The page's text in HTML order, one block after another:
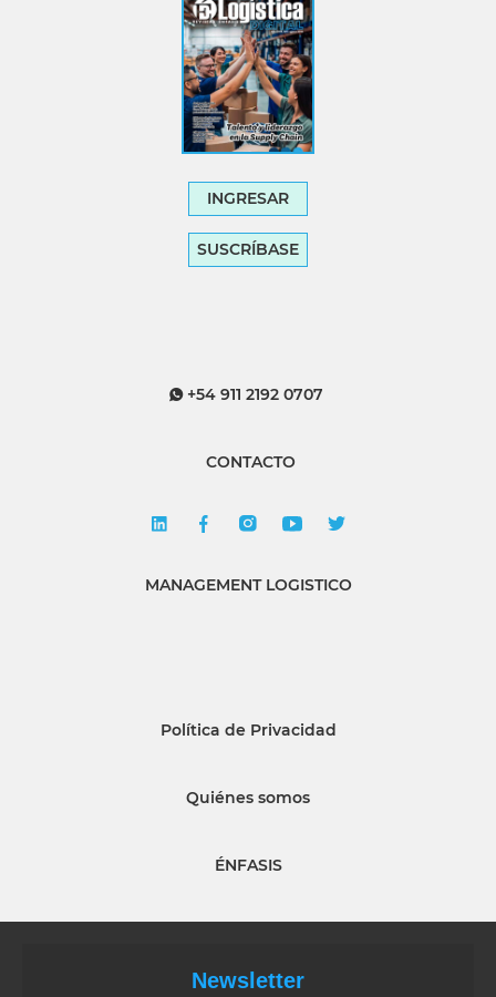
INGRESAR
SUSCRÍBASE
+54 911 2192 0707
CONTACTO
MANAGEMENT LOGISTICO
Política de Privacidad
Quiénes somos
ÉNFASIS
Newsletter